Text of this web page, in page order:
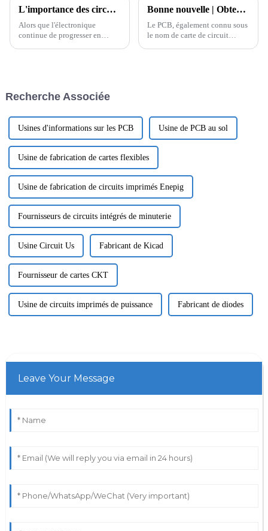
L'importance des circuits imprimés haute fréquence dans la fabrication de produits électroniques
Alors que l'électronique
continue de progresser en
composant crucial dans le
hautes performances...
Bonne nouvelle | Obtention d'un brevet pour un dispositif de traitement de matériaux PCB à haute fréquence par gravure laser à froid
Le PCB, également connu sous
le nom de carte de circuit
Recherche Associée
Usines d'informations sur les PCB Usine de PCB au sol
Usine de fabrication de cartes flexibles
Usine de fabrication de circuits imprimés Enepig
Fournisseurs de circuits intégrés de minuterie
Usine Circuit Us Fabricant de Kicad
Fournisseur de cartes CKT
Usine de circuits imprimés de puissance Fabricant de diodes
Leave Your Message